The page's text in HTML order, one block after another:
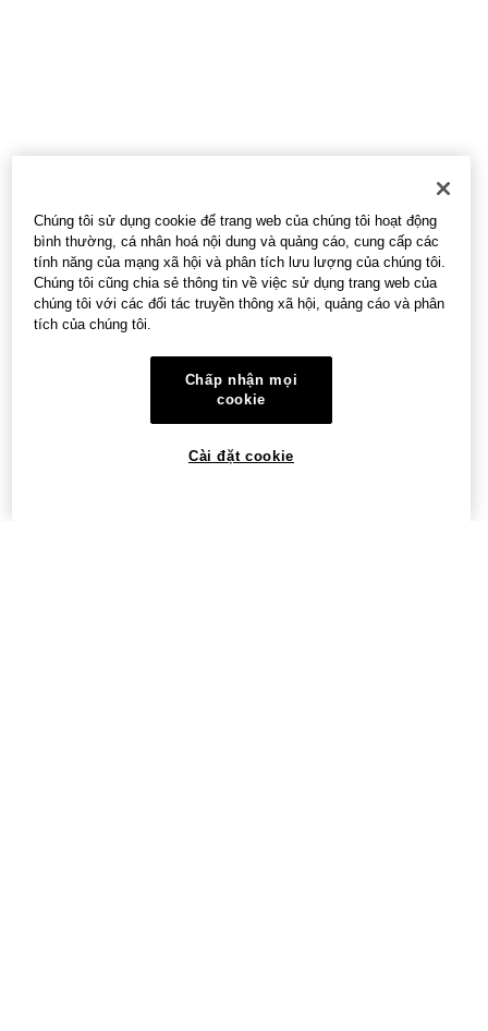
Chúng tôi sử dụng cookie để trang web của chúng tôi hoạt động
bình thường, cá nhân hoá nội dung và quảng cáo, cung cấp các
tính năng của mạng xã hội và phân tích lưu lượng của chúng tôi.
Chúng tôi cũng chia sẻ thông tin về việc sử dụng trang web của
chúng tôi với các đối tác truyền thông xã hội, quảng cáo và phân
tích của chúng tôi.
Chấp nhận mọi
cookie
Cài đặt cookie